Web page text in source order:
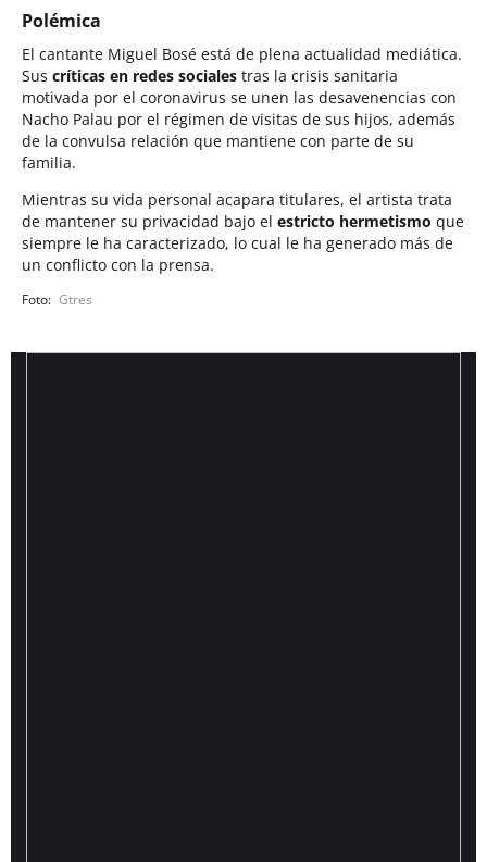
Polémica
El cantante Miguel Bosé está de plena actualidad mediática.
Sus críticas en redes sociales tras la crisis sanitaria
motivada por el coronavirus se unen las desavenencias con
Nacho Palau por el régimen de visitas de sus hijos, además
de la convulsa relación que mantiene con parte de su
familia.
Mientras su vida personal acapara titulares, el artista trata
de mantener su privacidad bajo el estricto hermetismo que
siempre le ha caracterizado, lo cual le ha generado más de
un conflicto con la prensa.
Gtres